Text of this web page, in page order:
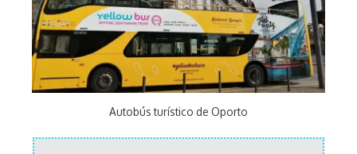
Autobús turístico de Oporto